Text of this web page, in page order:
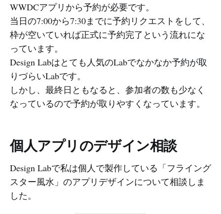
WWDCアプリから予約が必要です。
当日の7:00から7:30までに予約リクエストをして、
枠が空いていれば正式に予約完了という流れにな
っています。
Design Labはとても人気のLabでなかなか予約が取
りづらいLabです。
しかし、最終日ともなると、参加者の数も少なく
なっているので予約が取りやすくなっています。
個人アプリのデザイン相談
Design Labで私は個人で製作している「フライング
スター風水」のアプリデザインについて相談しま
した。